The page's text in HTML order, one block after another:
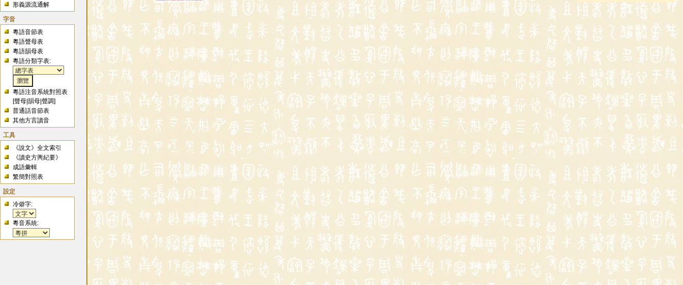
形義源流通解
字音
粵語音節表
粵語聲母表
粵語韻母表
粵語分類字表:
粵語注音系統對照表
[聲母 |韻母 |聲調]
普通話音節表
其他方言讀音
工具
《說文》全文索引
《讀史方輿紀要》
成語彙輯
繁簡對照表
設定
冷僻字:
粵音系統: